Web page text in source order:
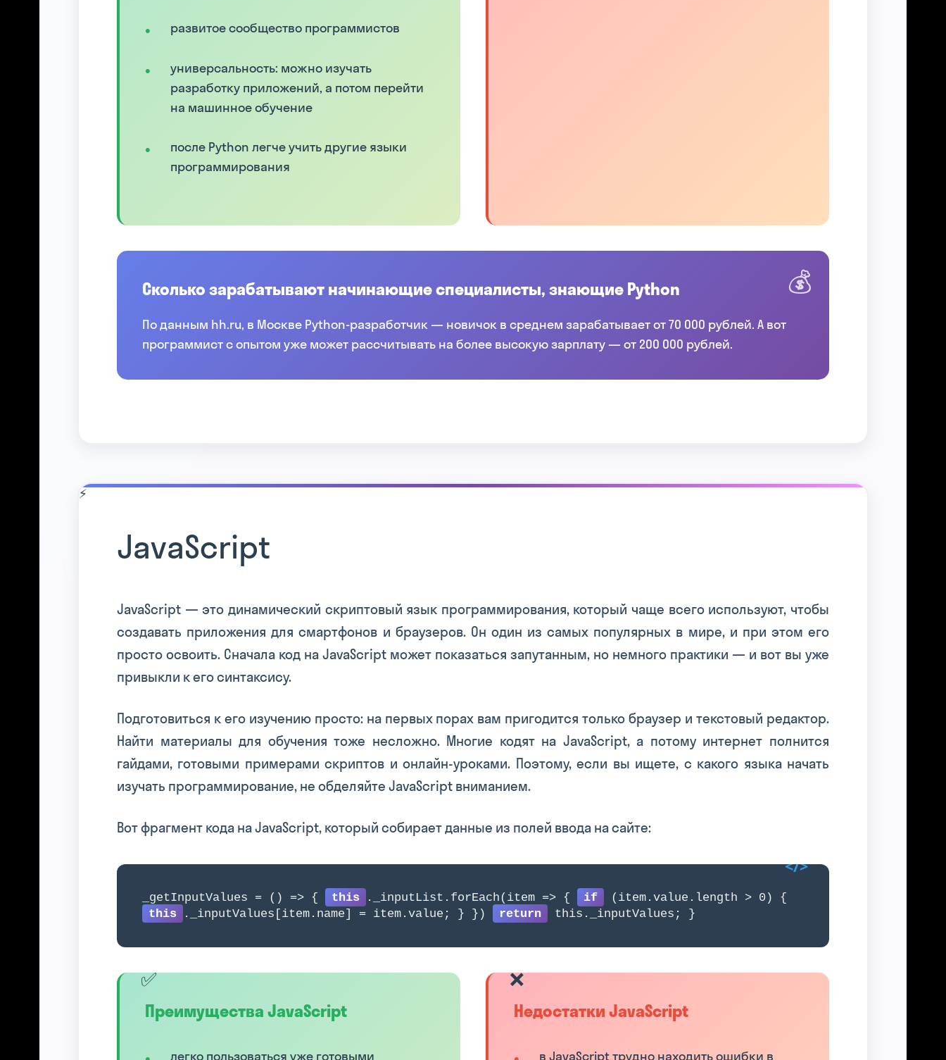
развитое сообщество программистов
универсальность: можно изучать
разработку приложений, а потом перейти
на машинное обучение
после Python легче учить другие языки
программирования
Сколько зарабатывают начинающие специалисты, знающие Python
По данным hh.ru, в Москве Python-разработчик — новичок в среднем зарабатывает от 70 000 рублей. А вот
программист с опытом уже может рассчитывать на более высокую зарплату — от 200 000 рублей.
JavaScript
JavaScript — это динамический скриптовый язык программирования, который чаще всего используют, чтобы
создавать приложения для смартфонов и браузеров. Он один из самых популярных в мире, и при этом его
просто освоить. Сначала код на JavaScript может показаться запутанным, но немного практики — и вот вы уже
привыкли к его синтаксису.
Подготовиться к его изучению просто: на первых порах вам пригодится только браузер и текстовый редактор.
Найти материалы для обучения тоже несложно. Многие кодят на JavaScript, а потому интернет полнится
гайдами, готовыми примерами скриптов и онлайн-уроками. Поэтому, если вы ищете, с какого языка начать
изучать программирование, не обделяйте JavaScript вниманием.
Вот фрагмент кода на JavaScript, который собирает данные из полей ввода на сайте:
_getInputValues = () => { this ._inputList.forEach(item => { if
(item.value.length > 0) {
this
._inputValues[item.name] = item.value; } }) return this._inputValues; }
Преимущества JavaScript
легко пользоваться уже готовыми
Недостатки JavaScript
в JavaScript трудно находить ошибки в
online